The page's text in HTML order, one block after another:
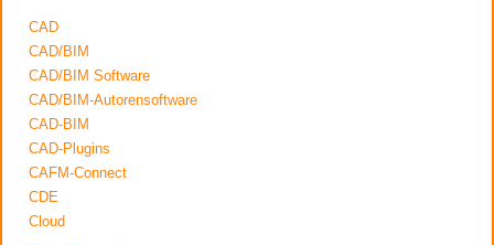
CAD
CAD/BIM
CAD/BIM Software
CAD/BIM-Autorensoftware
CAD-BIM
CAD-Plugins
CAFM-Connect
CDE
Cloud